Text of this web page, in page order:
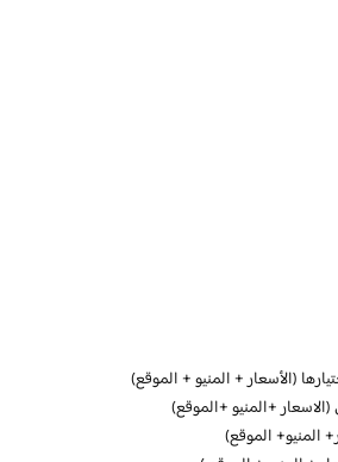
(الأسعار + المنيو + الموقع)
+المنيو +الموقع)
الموقع)